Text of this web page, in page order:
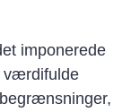
imponerede
værdifulde